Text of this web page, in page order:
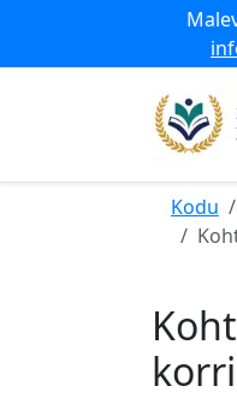
Kodu